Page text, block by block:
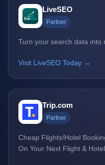
LiveSEO
Partner
Turn your search data into
Visit LiveSEO Today →
Trip.com
Partner
Cheap Flights/Hotel
On Your Next Flight &